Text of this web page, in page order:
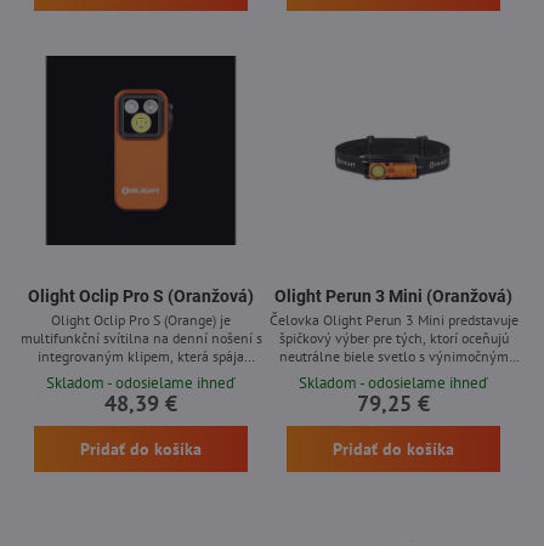
stran,...
Olight Oclip Pro S (Oranžová)
Olight Oclip Pro S (Orange) je
multifunkční svítilna na denní nošení s
integrovaným klipem, která spája
výkonné освětlení, univerzální možnosti
upevnění a rozmanité režimy svícení
vrátane bílého, červeného a ďalších
svetelných variantov. S maximálnym
výkonom 600 lumenov, magnetickým
Skladom - odosielame ihneď
48,39 €
Pridať do košíka
Olight Perun 3 Mini (Oranžová)
Čelovka Olight Perun 3 Mini predstavuje
špičkový výber pre tých, ktorí oceňujú
neutrálne biele svetlo s výnimočným
vykresľovaním farieb (CRI &gt; 90).
Zariadenie dosahuje maximálny výkon
920 lúmenov a vrhá svetlo do
vzdialenosti 133 metrov. Súčasťou je aj
červené svetlo určené na nočné videnie
Skladom - odosielame ihneď
79,25 €
Pridať do košíka